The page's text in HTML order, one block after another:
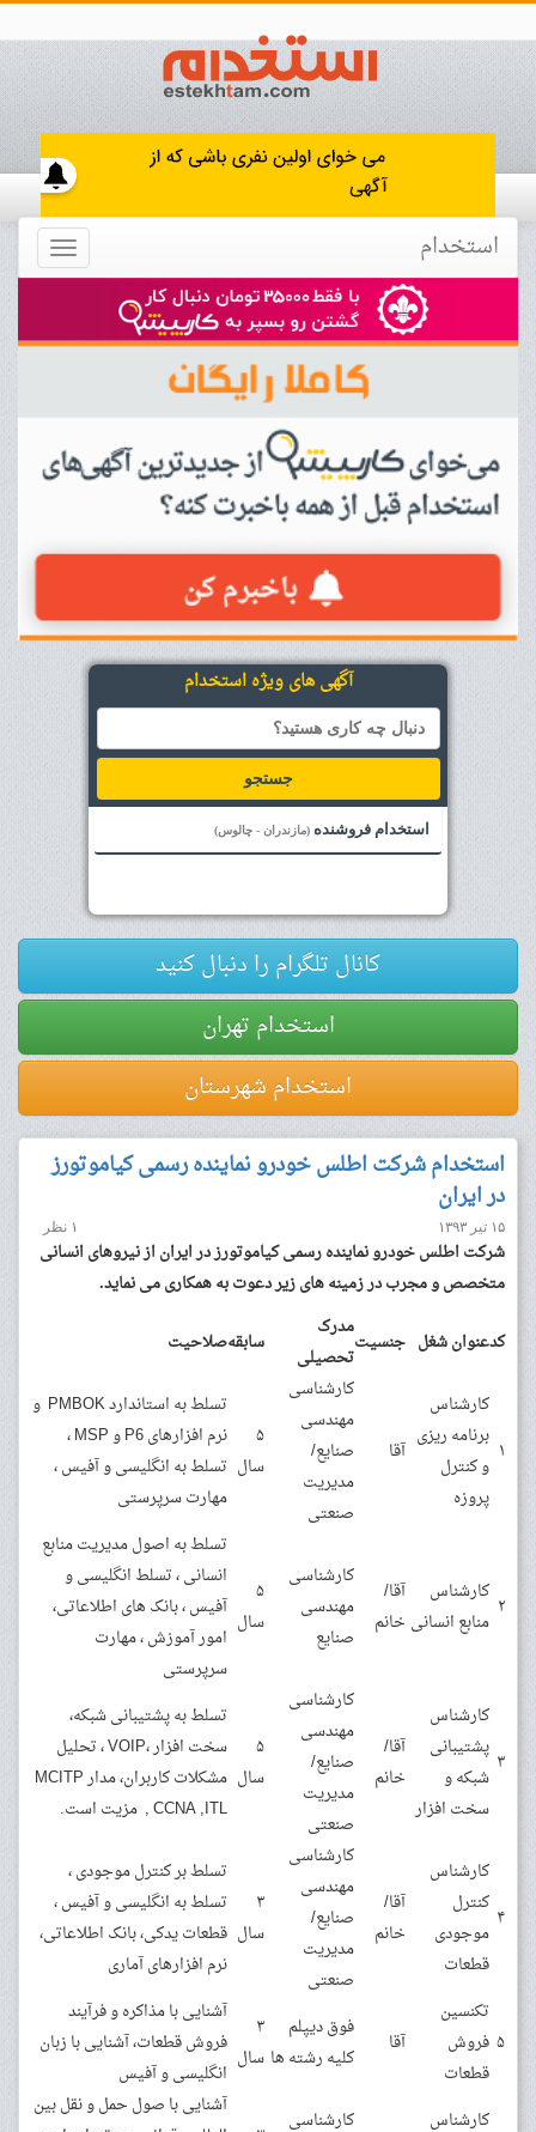
Toggle استخدام
آگهی های ویژه استخدام
جستجو
استخدام فروشنده (مازندران - چالوس)
کانال تلگرام را دنبال کنید
استخدام تهران
استخدام شهرستان
استخدام شرکت اطلس خودرو نماینده رسمی کیاموتورز
در ایران
۱۵ تیر ۱۳۹۳ ۱ نظر
شرکت اطلس خودرو نماینده رسمی کیاموتورز در ایران از نیروهای انسانی
متخصص و مجرب در زمینه های زیر دعوت به همکاری می نماید.
کدعنوان شغل جنسیت
مدرک
تحصیلی
سابقهصلاحیت
۱
کارشناس
برنامه ریزی
و کنترل
پروزه
آقا
کارشناسی
مهندسی
صنایع/
مدیریت
صنعتی
۵
سال
تسلط به استاندارد PMBOK و
نرم افزارهای P6 و MSP ،
تسلط به انگلیسی و آفیس ،
مهارت سرپرستی
۲
کارشناس
منابع انسانی
آقا/
خانم
کارشناسی
مهندسی
صنایع
۵
سال
تسلط به اصول مدیریت منابع
انسانی ، تسلط انگلیسی و
آفیس ، بانک های اطلاعاتی،
امور آموزش ، مهارت
سرپرستی
۳
کارشناس
پشتیبانی
شبکه و
سخت افزار
آقا/
خانم
کارشناسی
مهندسی
صنایع/
مدیریت
صنعتی
۵
سال
تسلط به پشتیبانی شبکه،
سخت افزار ،VOIP ، تحلیل
مشکلات کاربران، مدار MCITP
, CCNA ,ITL مزیت است.
۴
کارشناس
کنترل
موجودی
قطعات
آقا/
خانم
کارشناسی
مهندسی
صنایع/
مدیریت
صنعتی
۳
سال
تسلط بر کنترل موجودی ،
تسلط به انگلیسی و آفیس ،
قطعات یدکی، بانک اطلاعاتی،
نرم افزارهای آماری
۵
تکنسین
فروش
قطعات
آقا
فوق دیپلم
کلیه رشته ها
۳
سال
آشنایی با مذاکره و فرآیند
فروش قطعات، آشنایی با زبان
انگلیسی و آفیس
کارشناس
کارشناسی
آشنایی با صول حمل و نقل بین